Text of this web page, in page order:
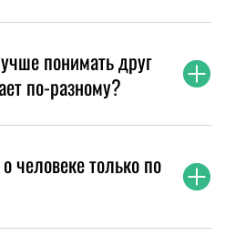
понимать друг
по-разному?
человеке только по